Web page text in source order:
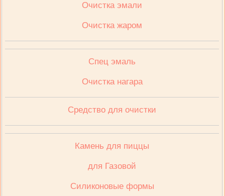
Очистка эмали
Очистка жаром
Спец эмаль
Очистка нагара
Средство для очистки
Камень для пиццы
для Газовой
Cиликоновые формы